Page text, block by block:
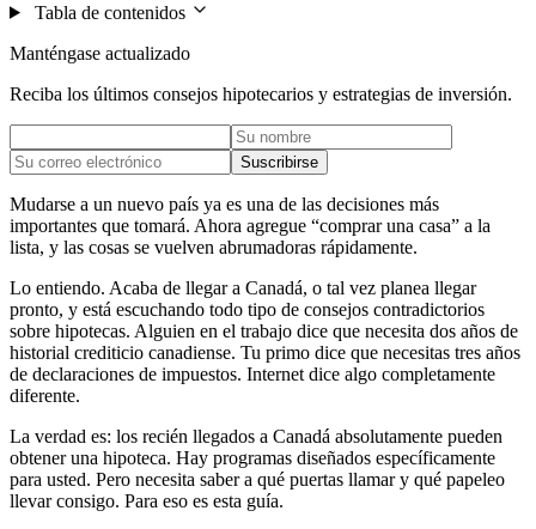
Tabla de contenidos
Manténgase actualizado
Reciba los últimos consejos hipotecarios y estrategias de inversión.
Suscribirse
Mudarse a un nuevo país ya es una de las decisiones más
importantes que tomará. Ahora agregue “comprar una casa” a la
lista, y las cosas se vuelven abrumadoras rápidamente.
Lo entiendo. Acaba de llegar a Canadá, o tal vez planea llegar
pronto, y está escuchando todo tipo de consejos contradictorios
sobre hipotecas. Alguien en el trabajo dice que necesita dos años de
historial crediticio canadiense. Tu primo dice que necesitas tres años
de declaraciones de impuestos. Internet dice algo completamente
diferente.
La verdad es: los recién llegados a Canadá absolutamente pueden
obtener una hipoteca. Hay programas diseñados específicamente
para usted. Pero necesita saber a qué puertas llamar y qué papeleo
llevar consigo. Para eso es esta guía.